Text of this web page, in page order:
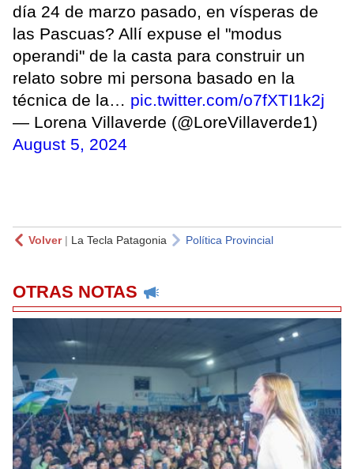
día 24 de marzo pasado, en vísperas de
las Pascuas? Allí expuse el "modus
operandi" de la casta para construir un
relato sobre mi persona basado en la
técnica de la… pic.twitter.com/o7fXTI1k2j
— Lorena Villaverde (@LoreVillaverde1)
August 5, 2024
Volver| La Tecla Patagonia Política Provincial
OTRAS NOTAS